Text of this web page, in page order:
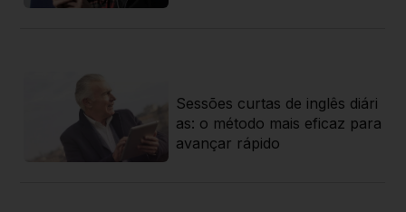
Sessões curtas de inglês diári
as: o método mais eficaz para
avançar rápido